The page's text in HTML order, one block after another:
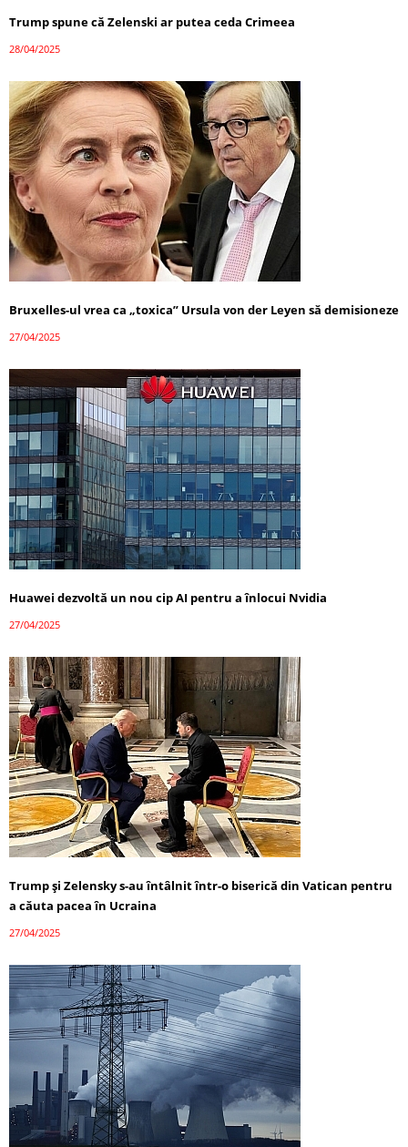
Trump spune că Zelenski ar putea ceda Crimeea
28/04/2025
Bruxelles-ul vrea ca „toxica” Ursula von der Leyen să demisioneze
27/04/2025
Huawei dezvoltă un nou cip AI pentru a înlocui Nvidia
27/04/2025
Trump și Zelensky s-au întâlnit într-o biserică din Vatican pentru
a căuta pacea în Ucraina
27/04/2025